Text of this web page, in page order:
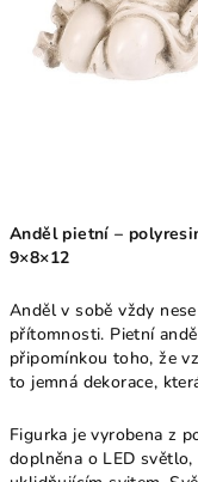
Anděl pietní –
9×8×12
Anděl v sobě vždy
přítomnosti. Pietní
připomínkou toho, že
to jemná dekorace,
Figurka je vyrobena z
doplněna o LED